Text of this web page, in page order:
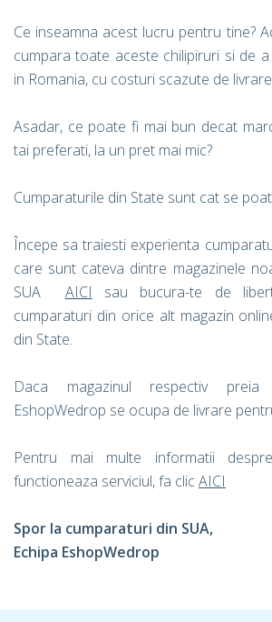
Ce inseamna acest lucru pentru tine?
cumpara toate aceste chilipiruri si de
in Romania, cu costuri scazute de
Asadar, ce poate fi mai bun decat
tai preferati, la un pret mai mic?
Cumparaturile din State sunt cat se
Începe sa traiesti experienta
care sunt cateva dintre magazinele
SUA AICI sau bucura-te de
cumparaturi din orice alt magazin
din State.
Daca magazinul respectiv preia
EshopWedrop se ocupa de livrare
Pentru mai multe informatii
functioneaza serviciul, fa clicAICI
Spor la cumparaturi din SUA,
Echipa EshopWedrop